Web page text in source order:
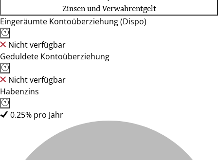
Zinsen und Verwahrentgelt
Eingeräumte Kontoüberziehung (Dispo)
Nicht verfügbar
Geduldete Kontoüberziehung
Nicht verfügbar
Habenzins
0.25% pro Jahr